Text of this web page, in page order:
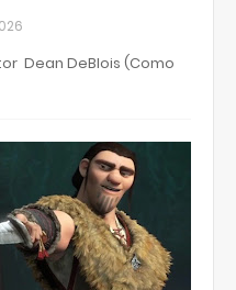
Dean DeBlois (Como